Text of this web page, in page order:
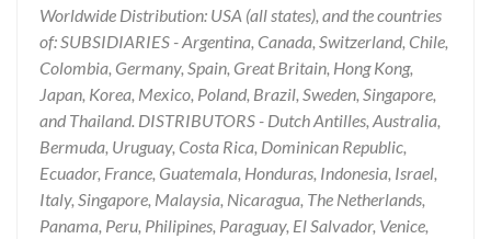
Worldwide Distribution: USA (all states), and the countries
of: SUBSIDIARIES - Argentina, Canada, Switzerland, Chile,
Colombia, Germany, Spain, Great Britain, Hong Kong,
Japan, Korea, Mexico, Poland, Brazil, Sweden, Singapore,
and Thailand. DISTRIBUTORS - Dutch Antilles, Australia,
Bermuda, Uruguay, Costa Rica, Dominican Republic,
Ecuador, France, Guatemala, Honduras, Indonesia, Israel,
Italy, Singapore, Malaysia, Nicaragua, The Netherlands,
Panama, Peru, Philipines, Paraguay, El Salvador, Venice,